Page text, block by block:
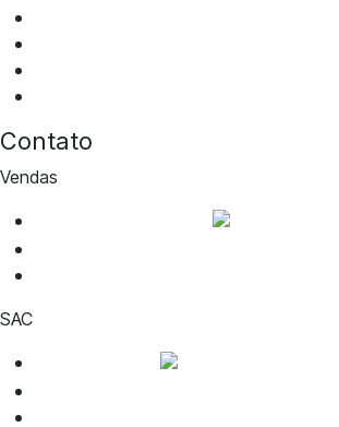
Contato
Vendas
SAC